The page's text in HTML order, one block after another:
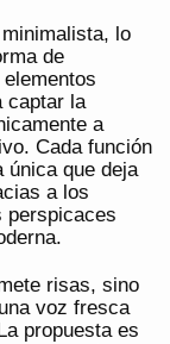
lo
de
captar la
a
Cada función
única que deja
a los
perspicaces
risas, sino
voz fresca
propuesta es